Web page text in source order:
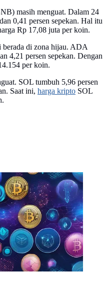
masih menguat. Dalam 24
0,41 persen sepekan. Hal itu
Rp 17,08 juta per koin.
di zona hijau. ADA
4,21 persen sepekan. Dengan
per koin.
SOL tumbuh 5,96 persen
Saat ini, harga kripto SOL